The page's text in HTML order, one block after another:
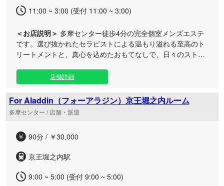
11:00 ~ 3:00 (受付 11:00 ~ 3:00)
＜お店説明＞ 多摩センター徒歩4分の完全個室メンズエステ
です。選び抜かれたセラピストによる温もり溢れる至高のト
リートメントと、真心を込めたおもてなしで、日々のストレ
「TRENDY-SPA（トレンディスパ）」は、地域の皆様に愛さ
れる憩いの場を目指し、徹底した清掃で行き届いた清潔なプ
ライベート空間をご用意いたしました。 一歩足を踏み入れれ
ば、心地よいヒーリングミュージックと絶妙な照明が織りな
す、日常から切り離された非日常の世界が広がります。 私た
お客様の心に寄り添い、精神的な支えになれるような本格的
だけの贅沢な時間を満喫していただけるよう、最高のホスピ
タリティで温かくお迎えいたします。お仕事帰りやリフレッ
シュしたい時に、ぜひ特別なひとときをお過ごしください。
店舗詳細
For Aladdin（フォーアラジン）京王堀之内ルーム
多摩センター / 店舗・派遣
90分 / ￥30,000
京王堀之内駅
9:00 ~ 5:00 (受付 9:00 ~ 5:00)